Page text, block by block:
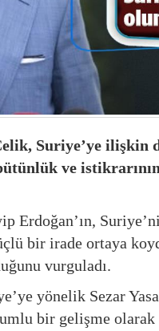
Suriye’ye ilişkin
ve
Erdoğan’ın,
bir irade ortaya
vurguladı.
yönelik Sezar
bir gelişme